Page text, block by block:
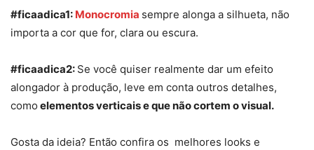
#ficaadica1: Monocromia sempre alonga a silhueta, não
importa a cor que for, clara ou escura.
#ficaadica2: Se você quiser realmente dar um efeito
alongador à produção, leve em conta outros detalhes,
como elementos verticais e que não cortem o visual.
Gosta da ideia? Então confira os melhores looks e